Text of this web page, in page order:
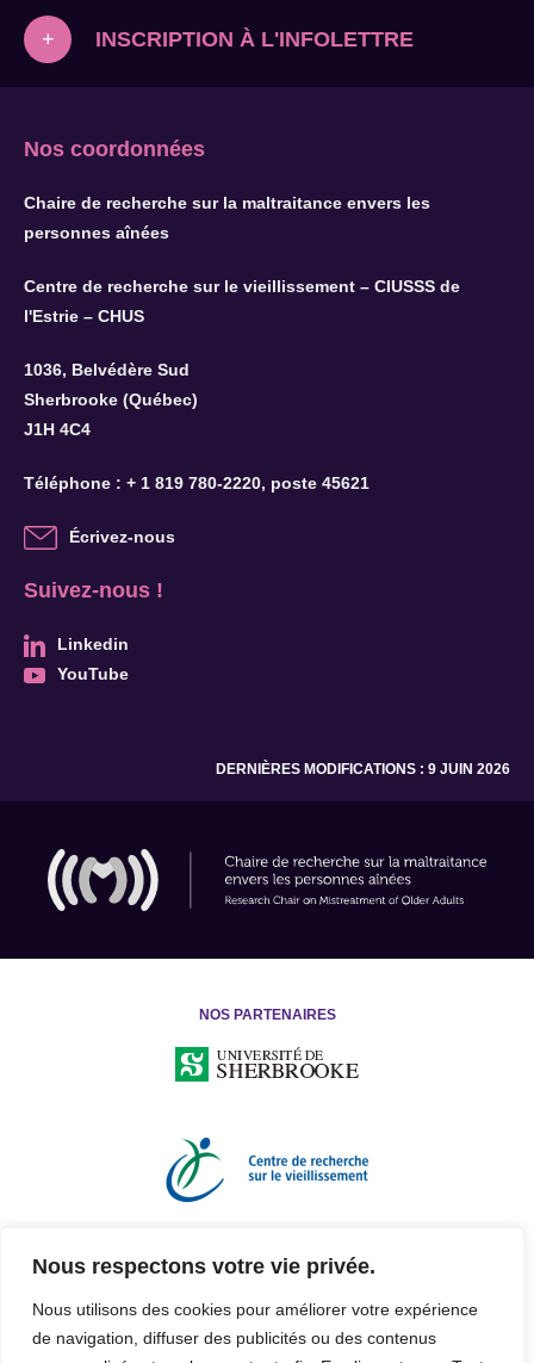
Nous respectons votre vie privée.
Nous utilisons des cookies pour améliorer votre expérience
de navigation, diffuser des publicités ou des contenus
+ INSCRIPTION À L'INFOLETTRE
Nos coordonnées
Chaire de recherche sur la maltraitance envers les
personnes aînées
Centre de recherche sur le vieillissement – CIUSSS de
l'Estrie – CHUS
1036, Belvédère Sud
Sherbrooke (Québec)
J1H 4C4
Téléphone : + 1 819 780-2220, poste 45621
Écrivez-nous
Suivez-nous !
Linkedin
YouTube
DERNIÈRES MODIFICATIONS : 9 JUIN 2026
NOS PARTENAIRES